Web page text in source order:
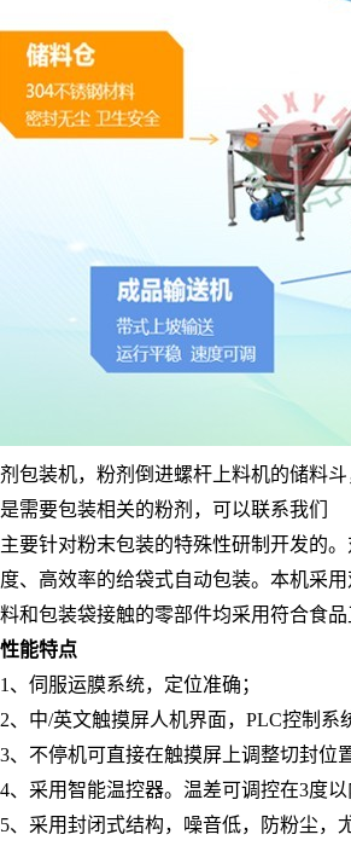
剂包装机，粉剂倒进螺杆上料机的储料
是需要包装相关的粉剂，可以联系我们
主要针对粉末包装的特殊性研制开发的
度、高效率的给袋式自动包装。本机采
料和包装袋接触的零部件均采用符合食
性能特点
1、伺服运膜系统，定位准确；
2、中/英文触摸屏人机界面，PLC控制系
3、不停机可直接在触摸屏上调整切封位
4、采用智能温控器。温差可调控在3度
5、采用封闭式结构，噪音低，防粉尘，